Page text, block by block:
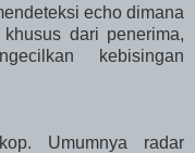
echo dimana
dari penerima,
kebisingan
Umumnya radar